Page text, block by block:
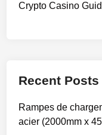
Crypto Casino
Recent Posts
Rampes de
acier (2000mm x